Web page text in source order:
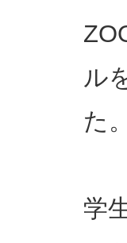
ル
た。
学